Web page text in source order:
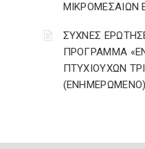
ΜΙΚΡΟΜΕΣΑΙΩΝ
ΣΥΧΝΕΣ
ΠΡΟΓΡΑΜΜΑ
ΠΤΥΧΙΟΥΧΩΝ
(ΕΝΗΜΕΡΩΜΕΝΟ)